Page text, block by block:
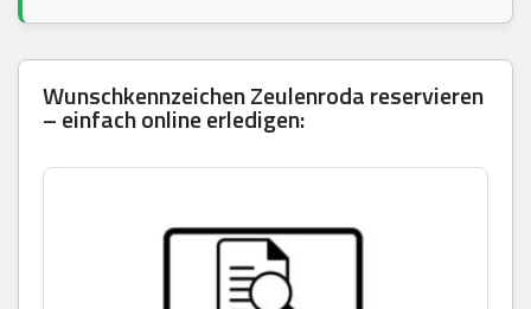
Wunschkennzeichen Zeulenroda reservieren
– einfach online erledigen: